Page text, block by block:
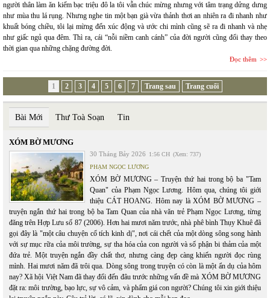
người thân làm ăn kiếm bạc triệu đô la tôi vẫn chúc mừng nhưng với tâm trạng dửng dưng
như mùa thu lá rụng. Nhưng nghe tin một bạn già vừa thảnh thơi an nhiên ra đi nhanh như
khuất bóng chiều, tôi lại mừng đến xúc động và ước chi mình cũng sẽ ra đi nhanh và nhẹ
như giấc ngủ qua đêm. Thì ra, cái “nỗi niềm canh cánh” của đời người cũng đổi thay theo
thời gian qua những chặng đường đời.
Đọc thêm
1 2 3 4 5 6 7 Trang sau Trang cuối
Bài Mới Thư Toà Soạn Tin
XÓM BỜ MƯƠNG
30 Tháng Bảy 2026 1:56 CH (Xem: 737)
PHẠM NGỌC LƯƠNG
XÓM BỜ MƯƠNG – Truyện thứ hai trong bộ ba "Tam
Quan" của Phạm Ngọc Lương. Hôm qua, chúng tôi giới
thiệu CÁT HOANG. Hôm nay là XÓM BỜ MƯƠNG –
truyện ngắn thứ hai trong bộ ba Tam Quan của nhà văn trẻ Phạm Ngọc Lương, từng
đăng trên Hợp Lưu số 87 (2006). Hơn hai mươi năm trước, nhà phê bình Thụy Khuê đã
gọi đây là "một câu chuyện cổ tích kinh dị", nơi cái chết của một dòng sông song hành
với sự mục rữa của môi trường, sự tha hóa của con người và số phận bi thảm của một
đứa trẻ. Một truyện ngắn đầy chất thơ, nhưng càng đẹp càng khiến người đọc rùng
mình. Hai mươi năm đã trôi qua. Dòng sông trong truyện có còn là một ẩn dụ của hôm
nay? Xã hội Việt Nam đã thay đổi đến đâu trước những vấn đề mà XÓM BỜ MƯƠNG
đặt ra: môi trường, bạo lực, sự vô cảm, và phẩm giá con người? Chúng tôi xin giới thiệu